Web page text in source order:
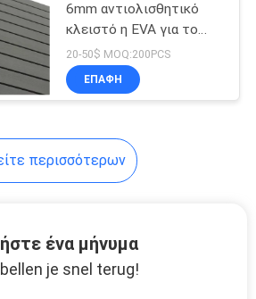
Teak της
6mm αντιολισθητικό
κλειστό η EVA για το
δάπεδο
20-50$ MOQ:200PCS
ΕΠΑΦΉ
περισσότερων
ένα μήνυμα
je snel terug!